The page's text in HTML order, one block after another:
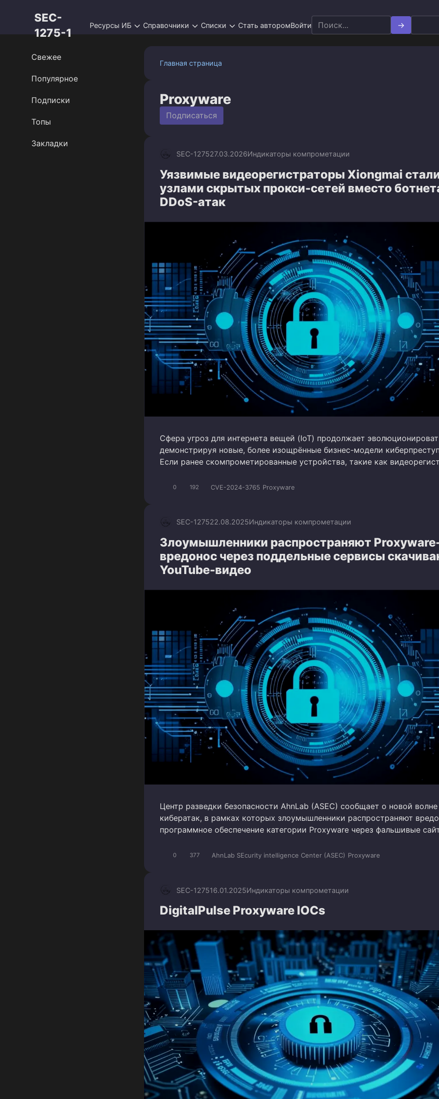
SEC-
1275-1
Ресурсы ИБ Справочники Списки Стать авторомВойти Search
for:
Главная страница
Proxyware
Подписаться
SEC-127527.03.2026Индикаторы компрометации
Уязвимые видеорегистраторы Xiongmai
узлами скрытых прокси-сетей вместо
DDoS-атак
Сфера угроз для интернета вещей (IoT) продолжает
демонстрируя новые, более изощрённые бизнес-модели
Если ранее скомпрометированные устройства, такие как
0 192 CVE-2024-3765 Proxyware
SEC-127522.08.2025Индикаторы компрометации
Злоумышленники распространяют
вредонос через поддельные сервисы
YouTube-видео
Центр разведки безопасности AhnLab (ASEC) сообщает о новой волне
кибератак, в рамках которых злоумышленники распространяют
программное обеспечение категории Proxyware через фальшивые
0 377 AhnLab SEcurity intelligence Center (ASEC) Proxyware
SEC-127516.01.2025Индикаторы компрометации
DigitalPulse Proxyware IOCs
Свежее
Популярное
Подписки
Топы
Закладки